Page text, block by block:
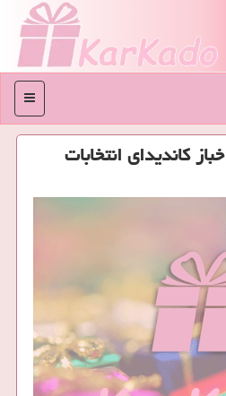
منو
كاندیدای انتخابات